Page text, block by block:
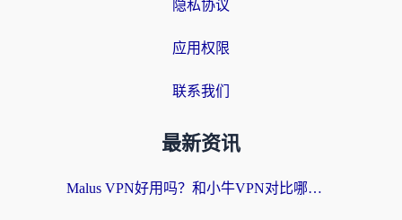
隐私协议
应用权限
联系我们
最新资讯
Malus VPN好用吗？和小牛VPN对比哪个回国效果更好？海外党亲测实用指南